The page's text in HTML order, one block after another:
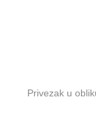
Privezak u